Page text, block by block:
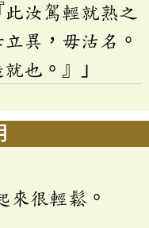
汝駕輕就熟之
異，毋沽名。
也。』」
來很輕鬆。